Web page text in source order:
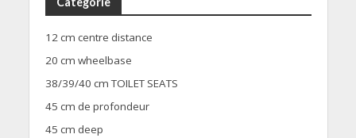
12 cm centre distance
20 cm wheelbase
38/39/40 cm TOILET SEATS
45 cm de profondeur
45 cm deep